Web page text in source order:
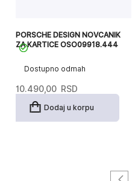
Dostupno odmah
PORSCHE DESIGN NOVCANIK
ZA KARTICE OSO09918.444
10.490,00 RSD
Dodaj u korpu